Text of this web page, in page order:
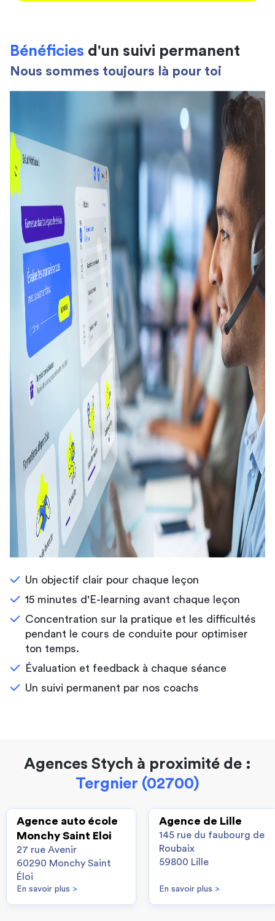
Bénéficies d'un suivi permanent
Nous sommes toujours là pour toi
Un objectif clair pour chaque leçon
15 minutes d'E-learning avant chaque leçon
Concentration sur la pratique et les difficultés
pendant le cours de conduite pour optimiser
ton temps.
Évaluation et feedback à chaque séance
Un suivi permanent par nos coachs
Agences Stych à proximité de :
Tergnier (02700)
Agence auto école
Monchy Saint Eloi
27 rue Avenir
60290 Monchy Saint
Éloi
En savoir plus >
Agence de Lille
145 rue du faubourg de
Roubaix
59800 Lille
En savoir plus >